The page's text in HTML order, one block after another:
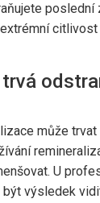
poslední
citlivost
může
U
výsledek